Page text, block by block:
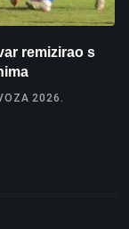
remizirao s
2026.